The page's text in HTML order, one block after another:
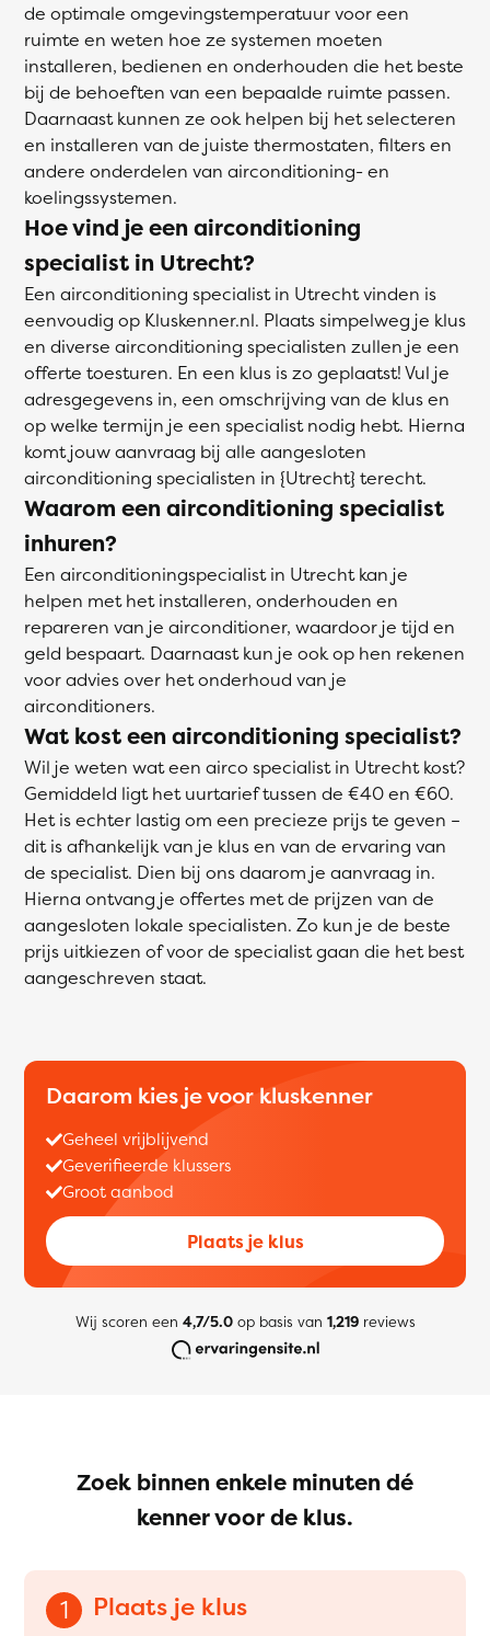
de optimale omgevingstemperatuur voor een
ruimte en weten hoe ze systemen moeten
installeren, bedienen en onderhouden die het beste
bij de behoeften van een bepaalde ruimte passen.
Daarnaast kunnen ze ook helpen bij het selecteren
en installeren van de juiste thermostaten, filters en
andere onderdelen van airconditioning- en
koelingssystemen.
Hoe vind je een airconditioning
specialist in Utrecht?
Een airconditioning specialist in Utrecht vinden is
eenvoudig op Kluskenner.nl. Plaats simpelweg je klus
en diverse airconditioning specialisten zullen je een
offerte toesturen. En een klus is zo geplaatst! Vul je
adresgegevens in, een omschrijving van de klus en
op welke termijn je een specialist nodig hebt. Hierna
komt jouw aanvraag bij alle aangesloten
airconditioning specialisten in {Utrecht} terecht.
Waarom een airconditioning specialist
inhuren?
Een airconditioningspecialist in Utrecht kan je
helpen met het installeren, onderhouden en
repareren van je airconditioner, waardoor je tijd en
geld bespaart. Daarnaast kun je ook op hen rekenen
voor advies over het onderhoud van je
airconditioners.
Wat kost een airconditioning specialist?
Wil je weten wat een airco specialist in Utrecht kost?
Gemiddeld ligt het uurtarief tussen de €40 en €60.
Het is echter lastig om een precieze prijs te geven –
dit is afhankelijk van je klus en van de ervaring van
de specialist. Dien bij ons daarom je aanvraag in.
Hierna ontvang je offertes met de prijzen van de
aangesloten lokale specialisten. Zo kun je de beste
prijs uitkiezen of voor de specialist gaan die het best
aangeschreven staat.
Daarom kies je voor kluskenner
Geheel vrijblijvend
Geverifieerde klussers
Groot aanbod
Plaats je klus
Wij scoren een 4,7/5.0op basis van 1,219reviews
Zoek binnen enkele minuten dé
kenner voor de klus.
1 Plaats je klus